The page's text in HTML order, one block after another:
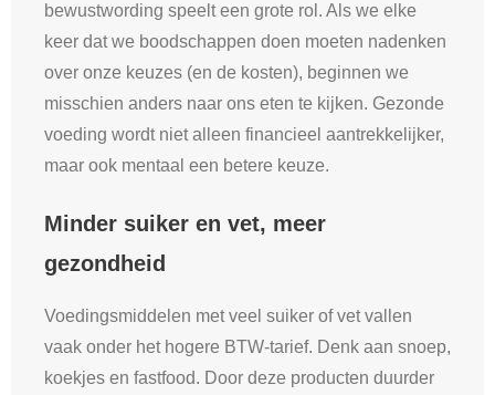
bewustwording speelt een grote rol. Als we elke
keer dat we boodschappen doen moeten nadenken
over onze keuzes (en de kosten), beginnen we
misschien anders naar ons eten te kijken. Gezonde
voeding wordt niet alleen financieel aantrekkelijker,
maar ook mentaal een betere keuze.
Minder suiker en vet, meer
gezondheid
Voedingsmiddelen met veel suiker of vet vallen
vaak onder het hogere BTW-tarief. Denk aan snoep,
koekjes en fastfood. Door deze producten duurder